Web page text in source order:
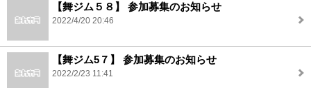
【舞ジム５８】 参加募集のお知らせ
2022/4/20 20:46
【舞ジム5７】 参加募集のお知らせ
2022/2/23 11:41